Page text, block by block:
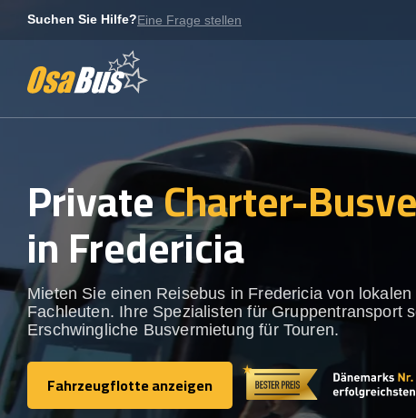
Suchen Sie Hilfe?Eine Frage stellen
PrivateCharter-
in Fredericia
Mieten Sie einen Reisebus in Fredericia von lokalen
Fachleuten. Ihre Spezialisten für Gruppentransport
Erschwingliche Busvermietung für Touren.
Fahrzeugflotte anzeigen
Fahrzeugflotte anzeigen